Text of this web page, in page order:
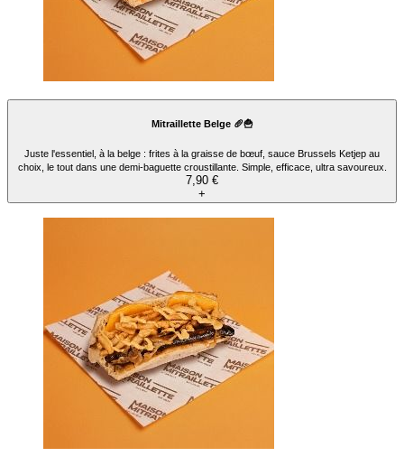
Mitraillette Belge 🥖🍟
Juste l'essentiel, à la belge : frites à la graisse de bœuf, sauce Brussels Ketjep au
choix, le tout dans une demi-baguette croustillante. Simple, efficace, ultra savoureux.
7,90 €
+